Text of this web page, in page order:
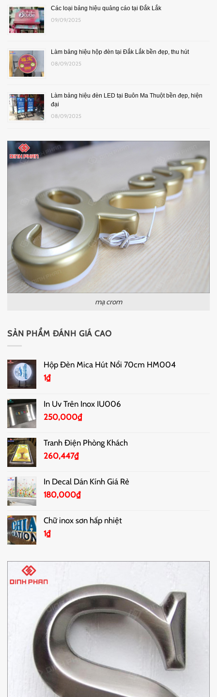
Các loại bảng hiệu quảng cáo tại Đắk Lắk
09/09/2025
Làm bảng hiệu hộp đèn tại Đắk Lắk bền đẹp, thu hút
08/09/2025
Làm bảng hiệu đèn LED tại Buôn Ma Thuột bền đẹp, hiện
đại
08/09/2025
mạ crom
SẢN PHẨM ĐÁNH GIÁ CAO
Hộp Đèn Mica Hút Nổi 70cm HM004
1₫
In Uv Trên Inox IU006
250,000₫
Tranh Điện Phòng Khách
260,447₫
In Decal Dán Kính Giá Rẻ
180,000₫
Chữ inox sơn hấp nhiệt
1₫